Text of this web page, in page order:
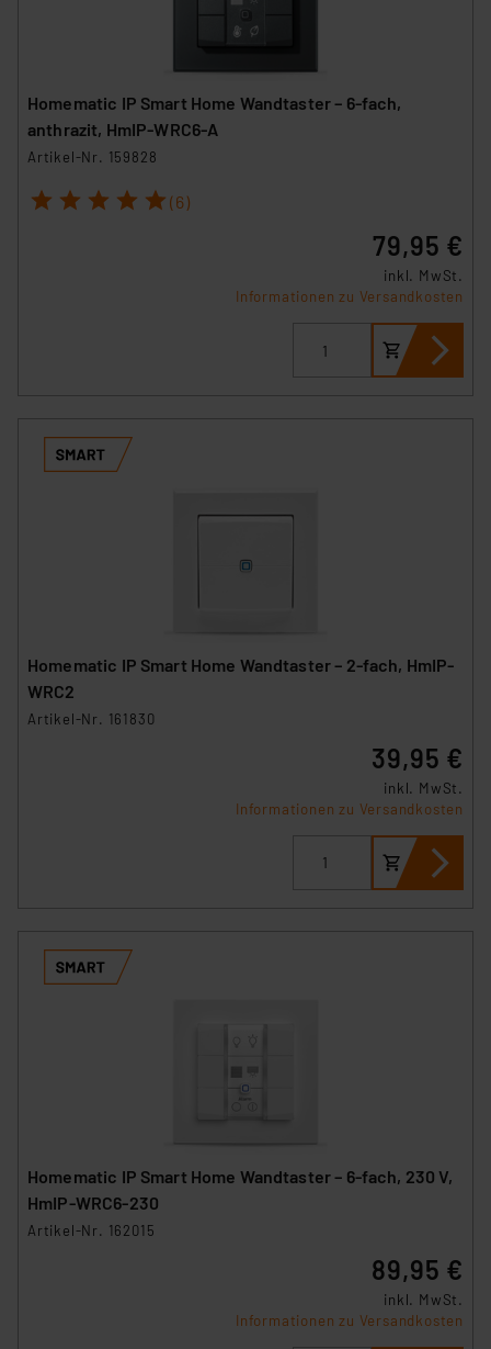
Homematic IP Smart Home Wandtaster – 6-fach,
anthrazit, HmIP-WRC6-A
Artikel-Nr. 159828
1 2 3 4 5 (6)
79,95 €
inkl. MwSt.
Informationen zu Versandkosten
Homematic IP Smart Home Wandtaster – 2-fach, HmIP-
WRC2
Artikel-Nr. 161830
39,95 €
inkl. MwSt.
Informationen zu Versandkosten
Homematic IP Smart Home Wandtaster – 6-fach, 230 V,
HmIP-WRC6-230
Artikel-Nr. 162015
89,95 €
inkl. MwSt.
Informationen zu Versandkosten